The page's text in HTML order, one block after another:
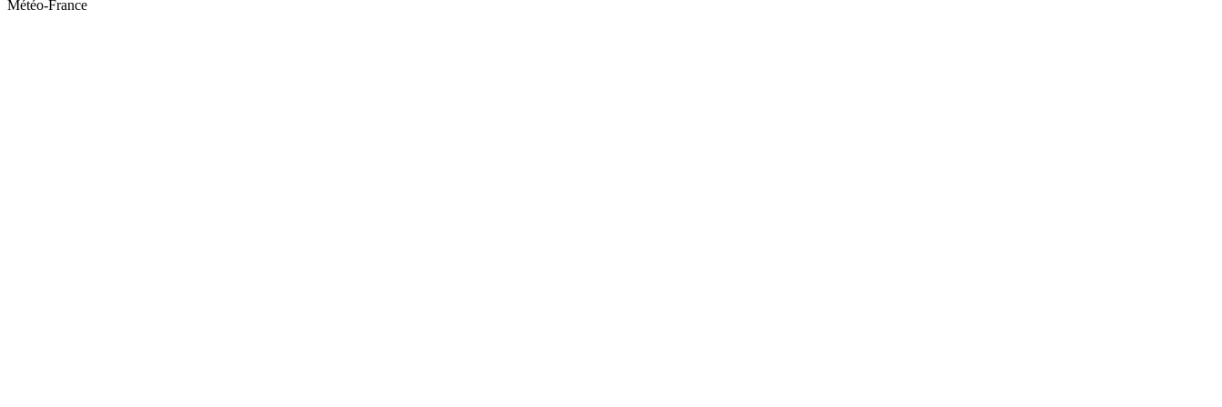
Météo-France